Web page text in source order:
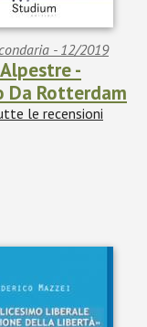
- 12/2019
-
Da Rotterdam
le recensioni